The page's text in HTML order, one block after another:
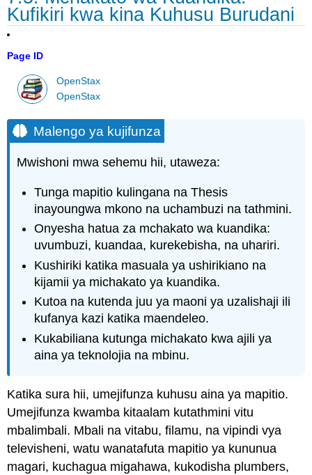
Kufikiri kwa kina Kuhusu Burudani
Page ID
OpenStax
OpenStax
Malengo ya kujifunza
Mwishoni mwa sehemu hii, utaweza:
Tunga mapitio kulingana na Thesis
inayoungwa mkono na uchambuzi na tathmini.
Onyesha hatua za mchakato wa kuandika:
uvumbuzi, kuandaa, kurekebisha, na uhariri.
Kushiriki katika masuala ya ushirikiano na
kijamii ya michakato ya kuandika.
Kutoa na kutenda juu ya maoni ya uzalishaji ili
kufanya kazi katika maendeleo.
Kukabiliana kutunga michakato kwa ajili ya
aina ya teknolojia na mbinu.
Katika sura hii, umejifunza kuhusu aina ya mapitio.
Umejifunza kwamba kitaalam kutathmini vitu
mbalimbali. Mbali na vitabu, filamu, na vipindi vya
televisheni, watu wanatafuta mapitio ya kununua
magari, kuchagua migahawa, kukodisha plumbers,